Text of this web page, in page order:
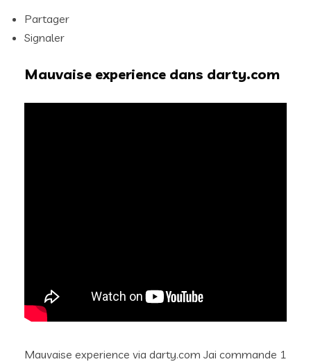
Partager
Signaler
Mauvaise experience dans darty.com
Mauvaise experience via darty.com Jai commande 1